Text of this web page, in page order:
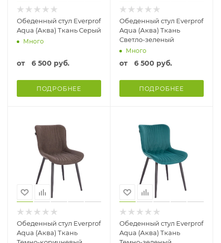
Обеденный стул Everprof
Aqua (Аква) Ткань Серый
Много
от 6 500 руб.
ПОДРОБНЕЕ
Обеденный стул Everprof
Aqua (Аква) Ткань
Светло-зеленый
Много
от 6 500 руб.
ПОДРОБНЕЕ
Обеденный стул Everprof
Aqua (Аква) Ткань
Обеденный стул Everprof
Aqua (Аква) Ткань